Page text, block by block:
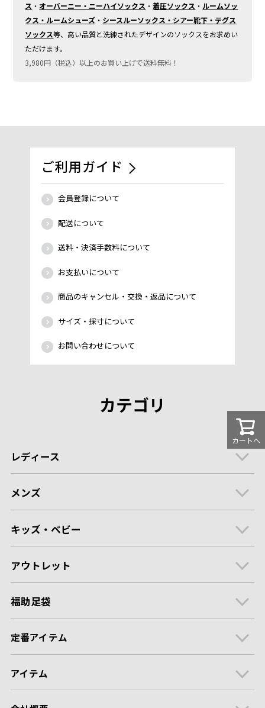
ス ・オーバーニー・ニーハイソックス ・着圧ソックス ・ ルームソッ
クス・ルームシューズ ・ シースルーソックス・シアー靴下・テグス
ソックス等、高い品質と洗練されたデザインのソックスをお求めい
ただけます。
3,980円（税込）以上のお買い上げで送料無料！
カートへ
ご利用ガイド
会員登録について
配送について
送料・決済手数料について
お支払いについて
商品のキャンセル・交換・返品について
サイズ・採寸について
お問い合わせについて
カテゴリ
レディース
メンズ
キッズ・ベビー
アウトレット
福助足袋
定番アイテム
アイテム